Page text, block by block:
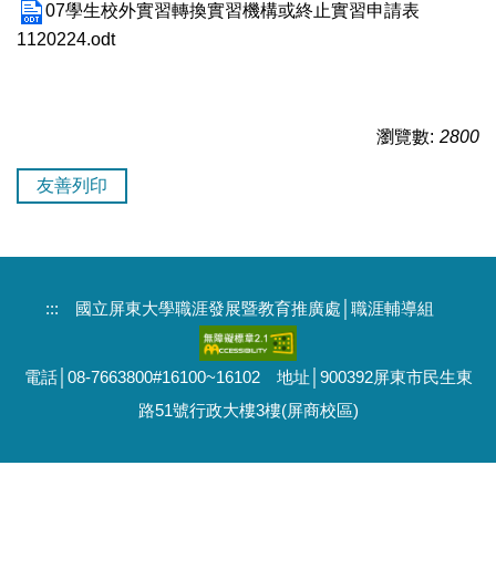
07學生校外實習轉換實習機構或終止實習申請表
1120224.odt
瀏覽數: 2800
友善列印
::: 國立屏東大學職涯發展暨教育推廣處│職涯輔導組
電話│08-7663800#16100~16102 地址│900392屏東市民生東
路51號行政大樓3樓(屏商校區)